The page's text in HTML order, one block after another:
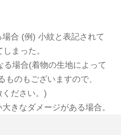
合 (例) 小紋と表記されて
まった。
場合(着物の生地によって
ものもございますので、
ださい。)
きなダメージがある場合。